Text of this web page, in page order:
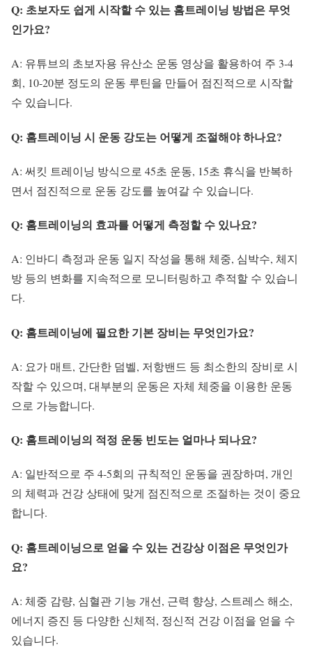
Q: 초보자도 쉽게 시작할 수 있는 홈트레이닝 방법은 무엇
인가요?
A: 유튜브의 초보자용 유산소 운동 영상을 활용하여 주 3-4
회, 10-20분 정도의 운동 루틴을 만들어 점진적으로 시작할
수 있습니다.
Q: 홈트레이닝 시 운동 강도는 어떻게 조절해야 하나요?
A: 써킷 트레이닝 방식으로 45초 운동, 15초 휴식을 반복하
면서 점진적으로 운동 강도를 높여갈 수 있습니다.
Q: 홈트레이닝의 효과를 어떻게 측정할 수 있나요?
A: 인바디 측정과 운동 일지 작성을 통해 체중, 심박수, 체지
방 등의 변화를 지속적으로 모니터링하고 추적할 수 있습니
다.
Q: 홈트레이닝에 필요한 기본 장비는 무엇인가요?
A: 요가 매트, 간단한 덤벨, 저항밴드 등 최소한의 장비로 시
작할 수 있으며, 대부분의 운동은 자체 체중을 이용한 운동
으로 가능합니다.
Q: 홈트레이닝의 적정 운동 빈도는 얼마나 되나요?
A: 일반적으로 주 4-5회의 규칙적인 운동을 권장하며, 개인
의 체력과 건강 상태에 맞게 점진적으로 조절하는 것이 중요
합니다.
Q: 홈트레이닝으로 얻을 수 있는 건강상 이점은 무엇인가
요?
A: 체중 감량, 심혈관 기능 개선, 근력 향상, 스트레스 해소,
에너지 증진 등 다양한 신체적, 정신적 건강 이점을 얻을 수
있습니다.